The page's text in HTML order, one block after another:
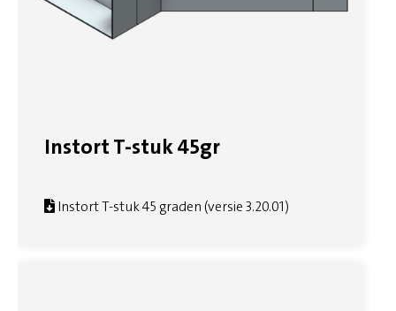
Instort T-stuk 45gr
Instort T-stuk 45 graden (versie 3.20.01)